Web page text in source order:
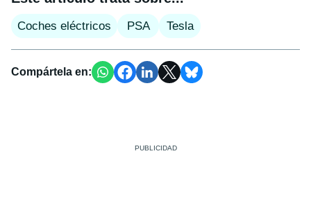
Coches eléctricos PSA Tesla
Compártela en: